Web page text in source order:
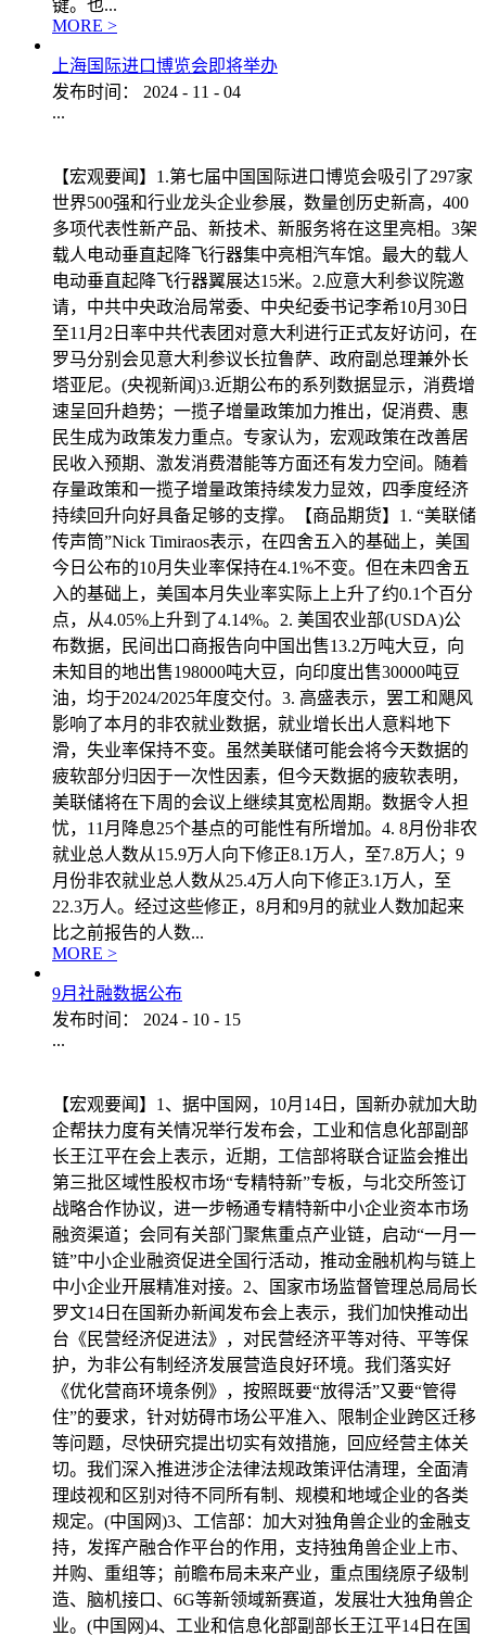
键。也...
MORE >
上海国际进口博览会即将举办
发布时间：
2024 - 11 - 04
...
【宏观要闻】1.第七届中国国际进口博览会吸引了297家
世界500强和行业龙头企业参展，数量创历史新高，400
多项代表性新产品、新技术、新服务将在这里亮相。3架
载人电动垂直起降飞行器集中亮相汽车馆。最大的载人
电动垂直起降飞行器翼展达15米。2.应意大利参议院邀
请，中共中央政治局常委、中央纪委书记李希10月30日
至11月2日率中共代表团对意大利进行正式友好访问，在
罗马分别会见意大利参议长拉鲁萨、政府副总理兼外长
塔亚尼。(央视新闻)3.近期公布的系列数据显示，消费增
速呈回升趋势；一揽子增量政策加力推出，促消费、惠
民生成为政策发力重点。专家认为，宏观政策在改善居
民收入预期、激发消费潜能等方面还有发力空间。随着
存量政策和一揽子增量政策持续发力显效，四季度经济
持续回升向好具备足够的支撑。【商品期货】1. “美联储
传声筒”Nick Timiraos表示，在四舍五入的基础上，美国
今日公布的10月失业率保持在4.1%不变。但在未四舍五
入的基础上，美国本月失业率实际上上升了约0.1个百分
点，从4.05%上升到了4.14%。2. 美国农业部(USDA)公
布数据，民间出口商报告向中国出售13.2万吨大豆，向
未知目的地出售198000吨大豆，向印度出售30000吨豆
油，均于2024/2025年度交付。3. 高盛表示，罢工和飓风
影响了本月的非农就业数据，就业增长出人意料地下
滑，失业率保持不变。虽然美联储可能会将今天数据的
疲软部分归因于一次性因素，但今天数据的疲软表明，
美联储将在下周的会议上继续其宽松周期。数据令人担
忧，11月降息25个基点的可能性有所增加。4. 8月份非农
就业总人数从15.9万人向下修正8.1万人，至7.8万人；9
月份非农就业总人数从25.4万人向下修正3.1万人，至
22.3万人。经过这些修正，8月和9月的就业人数加起来
比之前报告的人数...
MORE >
9月社融数据公布
发布时间：
2024 - 10 - 15
...
【宏观要闻】1、据中国网，10月14日，国新办就加大助
企帮扶力度有关情况举行发布会，工业和信息化部副部
长王江平在会上表示，近期，工信部将联合证监会推出
第三批区域性股权市场“专精特新”专板，与北交所签订
战略合作协议，进一步畅通专精特新中小企业资本市场
融资渠道；会同有关部门聚焦重点产业链，启动“一月一
链”中小企业融资促进全国行活动，推动金融机构与链上
中小企业开展精准对接。2、国家市场监督管理总局局长
罗文14日在国新办新闻发布会上表示，我们加快推动出
台《民营经济促进法》，对民营经济平等对待、平等保
护，为非公有制经济发展营造良好环境。我们落实好
《优化营商环境条例》，按照既要“放得活”又要“管得
住”的要求，针对妨碍市场公平准入、限制企业跨区迁移
等问题，尽快研究提出切实有效措施，回应经营主体关
切。我们深入推进涉企法律法规政策评估清理，全面清
理歧视和区别对待不同所有制、规模和地域企业的各类
规定。(中国网)3、工信部：加大对独角兽企业的金融支
持，发挥产融合作平台的作用，支持独角兽企业上市、
并购、重组等；前瞻布局未来产业，重点围绕原子级制
造、脑机接口、6G等新领域新赛道，发展壮大独角兽企
业。(中国网)4、工业和信息化部副部长王江平14日在国